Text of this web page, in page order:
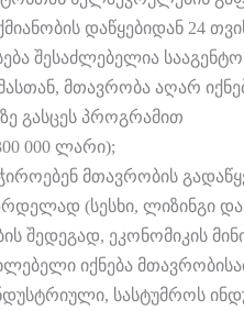
დაწყებიდან 24
შესაძლებელია
მთავრობა აღარ
გასცეს პროგრამით
000 ლარი);
მთავრობის
(სესხი, ლიზინგი და
შედეგად, ეკონომიკის
იქნება
სასტუმროს